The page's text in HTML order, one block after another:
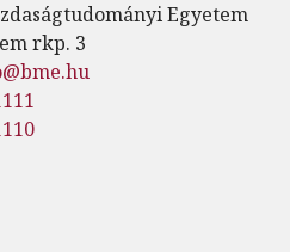
Egyetem
rkp. 3